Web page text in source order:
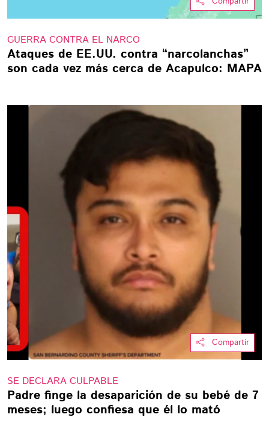
GUERRA CONTRA EL NARCO
Ataques de EE.UU. contra “narcolanchas”
son cada vez más cerca de Acapulco: MAPA
Compartir
SE DECLARA CULPABLE
Padre finge la desaparición de su bebé de 7
meses; luego confiesa que él lo mató